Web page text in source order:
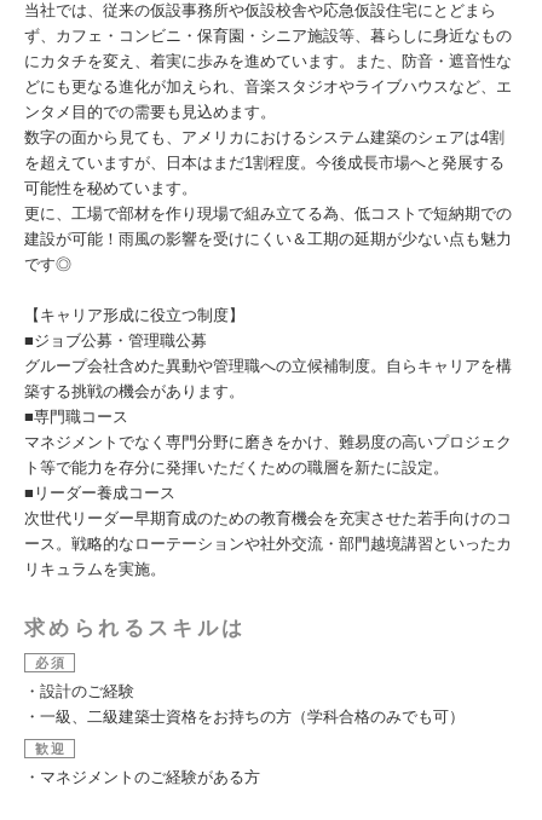
当社では、従来の仮設事務所や仮設校舎や応急仮設住宅にとどまら
ず、カフェ・コンビニ・保育園・シニア施設等、暮らしに身近なもの
にカタチを変え、着実に歩みを進めています。また、防音・遮音性な
どにも更なる進化が加えられ、音楽スタジオやライブハウスなど、エ
ンタメ目的での需要も見込めます。
数字の面から見ても、アメリカにおけるシステム建築のシェアは4割
を超えていますが、日本はまだ1割程度。今後成長市場へと発展する
可能性を秘めています。
更に、工場で部材を作り現場で組み立てる為、低コストで短納期での
建設が可能！雨風の影響を受けにくい＆工期の延期が少ない点も魅力
です◎
【キャリア形成に役立つ制度】
■ジョブ公募・管理職公募
グループ会社含めた異動や管理職への立候補制度。自らキャリアを構
築する挑戦の機会があります。
■専門職コース
マネジメントでなく専門分野に磨きをかけ、難易度の高いプロジェク
ト等で能力を存分に発揮いただくための職層を新たに設定。
■リーダー養成コース
次世代リーダー早期育成のための教育機会を充実させた若手向けのコ
ース。戦略的なローテーションや社外交流・部門越境講習といったカ
リキュラムを実施。
求められるスキルは
必須
・設計のご経験
・一級、二級建築士資格をお持ちの方（学科合格のみでも可）
歓迎
・マネジメントのご経験がある方